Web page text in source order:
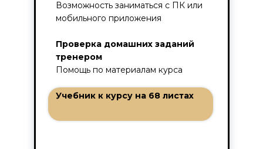
Возможность заниматься с ПК или
мобильного приложения
Проверка домашних заданий
тренером
Помощь по материалам курса
Учебник к курсу на 68 листах